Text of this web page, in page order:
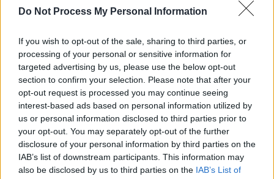
Do Not Process My Personal Information
If you wish to opt-out of the sale, sharing to third parties, or
processing of your personal or sensitive information for
targeted advertising by us, please use the below opt-out
section to confirm your selection. Please note that after your
opt-out request is processed you may continue seeing
interest-based ads based on personal information utilized by
us or personal information disclosed to third parties prior to
your opt-out. You may separately opt-out of the further
disclosure of your personal information by third parties on the
IAB’s list of downstream participants. This information may
also be disclosed by us to third parties on the IAB’s List of
Αεροσκάφος της Lufthansa/(AP Photo/Michael Probst)
Προσθέστε το ΕΘΝΟΣ στη Google